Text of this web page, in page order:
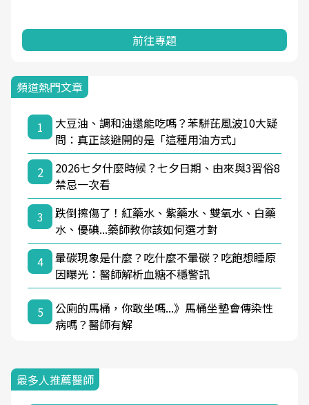
前往專題
頻道熱門文章
1
大豆油、調和油還能吃嗎？苯駢芘風波10大疑
問：真正該避開的是「這種用油方式」
2
2026七夕什麼時候？七夕日期、由來與3習俗8
禁忌一次看
3
跌倒擦傷了！紅藥水、紫藥水、雙氧水、白藥
水、優碘...藥師教你該如何選才對
4
暈碳現象是什麼？吃什麼不暈碳？吃飽想睡原
因曝光：醫師解析血糖不穩警訊
5
公廁的馬桶，你敢坐嗎...》馬桶坐墊會傳染性
病嗎？醫師有解
最多人推薦醫師